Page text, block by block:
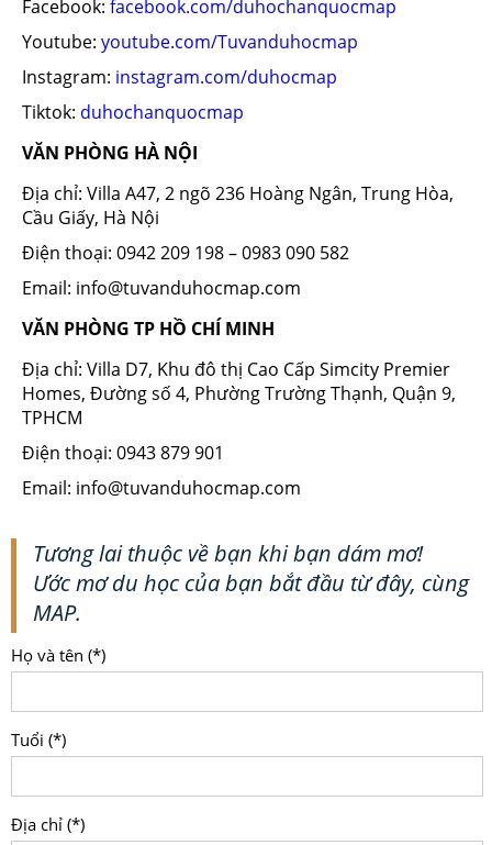
Facebook: facebook.com/duhochanquocmap
Youtube: youtube.com/Tuvanduhocmap
Instagram: instagram.com/duhocmap
Tiktok: duhochanquocmap
VĂN PHÒNG HÀ NỘI
Địa chỉ: Villa A47, 2 ngõ 236 Hoàng Ngân, Trung Hòa,
Cầu Giấy, Hà Nội
Điện thoại: 0942 209 198 – 0983 090 582
Email: info@tuvanduhocmap.com
VĂN PHÒNG TP HỒ CHÍ MINH
Địa chỉ: Villa D7, Khu đô thị Cao Cấp Simcity Premier
Homes, Đường số 4, Phường Trường Thạnh, Quận 9,
TPHCM
Điện thoại: 0943 879 901
Email: info@tuvanduhocmap.com
Tương lai thuộc về bạn khi bạn dám mơ!
Ước mơ du học của bạn bắt đầu từ đây, cùng
MAP.
Họ và tên (*)
Tuổi (*)
Địa chỉ (*)